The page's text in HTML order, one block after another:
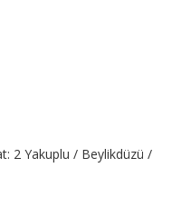
2 Yakuplu / Beylikdüzü /